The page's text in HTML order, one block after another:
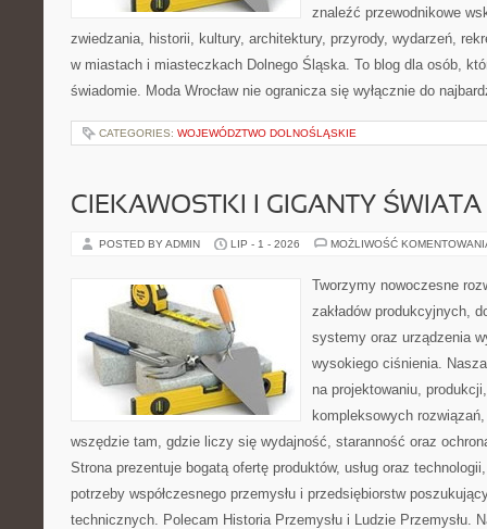
znaleźć przewodnikowe
zwiedzania, historii, kultury, architektury, przyrody, wydarzeń,
w miastach i miasteczkach Dolnego Śląska. To blog dla osób,
świadomie. Moda Wrocław nie ogranicza się wyłącznie do
CATEGORIES: WOJEWÓDZTWO DOLNOŚLĄSKIE
CIEKAWOSTKI I GIGANTY ŚWIATA
POSTED BY ADMIN LIP - 1 - 2026 MOŻLIWOŚĆ
Tworzymy nowoczesne
zakładów produkcyjnych,
systemy oraz urządzenia
wysokiego ciśnienia.
na projektowaniu,
kompleksowych
wszędzie tam, gdzie liczy się wydajność, staranność oraz
Strona prezentuje bogatą ofertę produktów, usług oraz
potrzeby współczesnego przemysłu i przedsiębiorstw
technicznych. Polecam Historia Przemysłu i Ludzie Przemysłu.